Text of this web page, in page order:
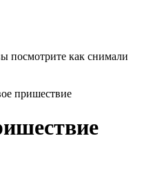
посмотрите как снимали
пришествие